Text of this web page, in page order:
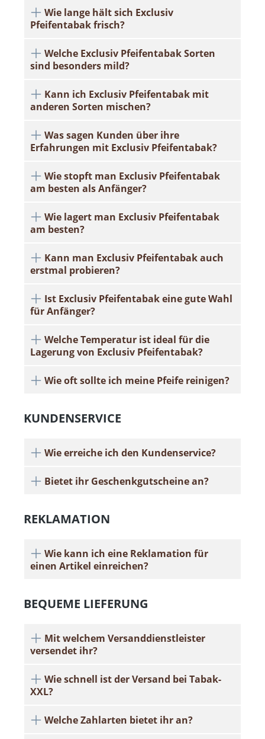
Wie lange hält sich Exclusiv
Pfeifentabak frisch?
Welche Exclusiv Pfeifentabak Sorten
sind besonders mild?
Kann ich Exclusiv Pfeifentabak mit
anderen Sorten mischen?
Was sagen Kunden über ihre
Erfahrungen mit Exclusiv Pfeifentabak?
Wie stopft man Exclusiv Pfeifentabak
am besten als Anfänger?
Wie lagert man Exclusiv Pfeifentabak
am besten?
Kann man Exclusiv Pfeifentabak auch
erstmal probieren?
Ist Exclusiv Pfeifentabak eine gute Wahl
für Anfänger?
Welche Temperatur ist ideal für die
Lagerung von Exclusiv Pfeifentabak?
Wie oft sollte ich meine Pfeife reinigen?
KUNDENSERVICE
Wie erreiche ich den Kundenservice?
Bietet ihr Geschenkgutscheine an?
REKLAMATION
Wie kann ich eine Reklamation für
einen Artikel einreichen?
BEQUEME LIEFERUNG
Mit welchem Versanddienstleister
versendet ihr?
Wie schnell ist der Versand bei Tabak-
XXL?
Welche Zahlarten bietet ihr an?